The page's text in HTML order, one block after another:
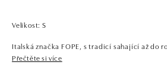
Velikost: S
Italská značka FOPE, s tradicí sahající až do
elegance a inovace. Šperky z 18 karátového
Přečtěte si více